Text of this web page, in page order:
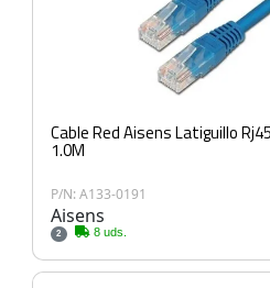
Cable Red Aisens Latiguillo
1.0M
P/N: A133-0191
Aisens
2 8 uds.